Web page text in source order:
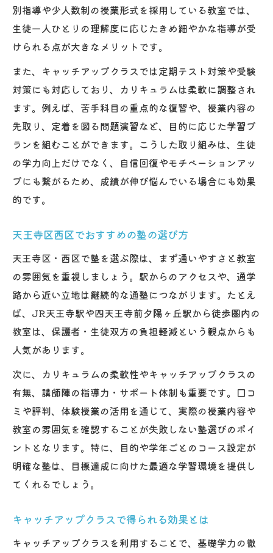
別指導や少人数制の授業形式を採用している教室では、
生徒一人ひとりの理解度に応じたきめ細やかな指導が受
けられる点が大きなメリットです。
また、キャッチアップクラスでは定期テスト対策や受験
対策にも対応しており、カリキュラムは柔軟に調整され
ます。例えば、苦手科目の重点的な復習や、授業内容の
先取り、定着を図る問題演習など、目的に応じた学習プ
ランを組むことができます。こうした取り組みは、生徒
の学力向上だけでなく、自信回復やモチベーションアッ
プにも繋がるため、成績が伸び悩んでいる場合にも効果
的です。
天王寺区西区でおすすめの塾の選び方
天王寺区・西区で塾を選ぶ際は、まず通いやすさと教室
の雰囲気を重視しましょう。駅からのアクセスや、通学
路から近い立地は継続的な通塾につながります。たとえ
ば、JR天王寺駅や四天王寺前夕陽ヶ丘駅から徒歩圏内の
教室は、保護者・生徒双方の負担軽減という観点からも
人気があります。
次に、カリキュラムの柔軟性やキャッチアップクラスの
有無、講師陣の指導力・サポート体制も重要です。口コ
ミや評判、体験授業の活用を通じて、実際の授業内容や
教室の雰囲気を確認することが失敗しない塾選びのポイ
ントとなります。特に、目的や学年ごとのコース設定が
明確な塾は、目標達成に向けた最適な学習環境を提供し
てくれるでしょう。
キャッチアップクラスで得られる効果とは
キャッチアップクラスを利用することで、基礎学力の徹